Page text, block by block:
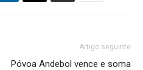
Artigo seguinte
Póvoa Andebol vence e soma